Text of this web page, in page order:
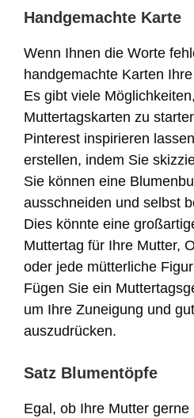
Handgemachte Karte
Wenn Ihnen die Worte
handgemachte Karten
Es gibt viele
Muttertagskarten zu
Pinterest inspirieren
erstellen, indem Sie
Sie können eine
ausschneiden und selbst
Dies könnte eine
Muttertag für Ihre Mutter,
oder jede mütterliche
Fügen Sie ein
um Ihre Zuneigung und
auszudrücken.
Satz Blumentöpfe
Egal, ob Ihre Mutter